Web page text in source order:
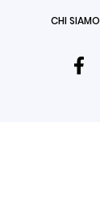
CHI SIAMO